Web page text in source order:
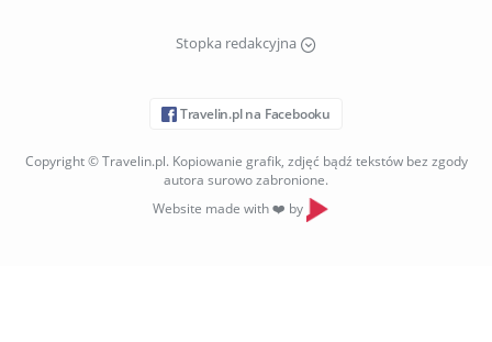
Stopka redakcyjna
Travelin.pl na Facebooku
Copyright © Travelin.pl. Kopiowanie grafik, zdjęć bądź tekstów bez zgody
autora surowo zabronione.
Website made with ❤️ by